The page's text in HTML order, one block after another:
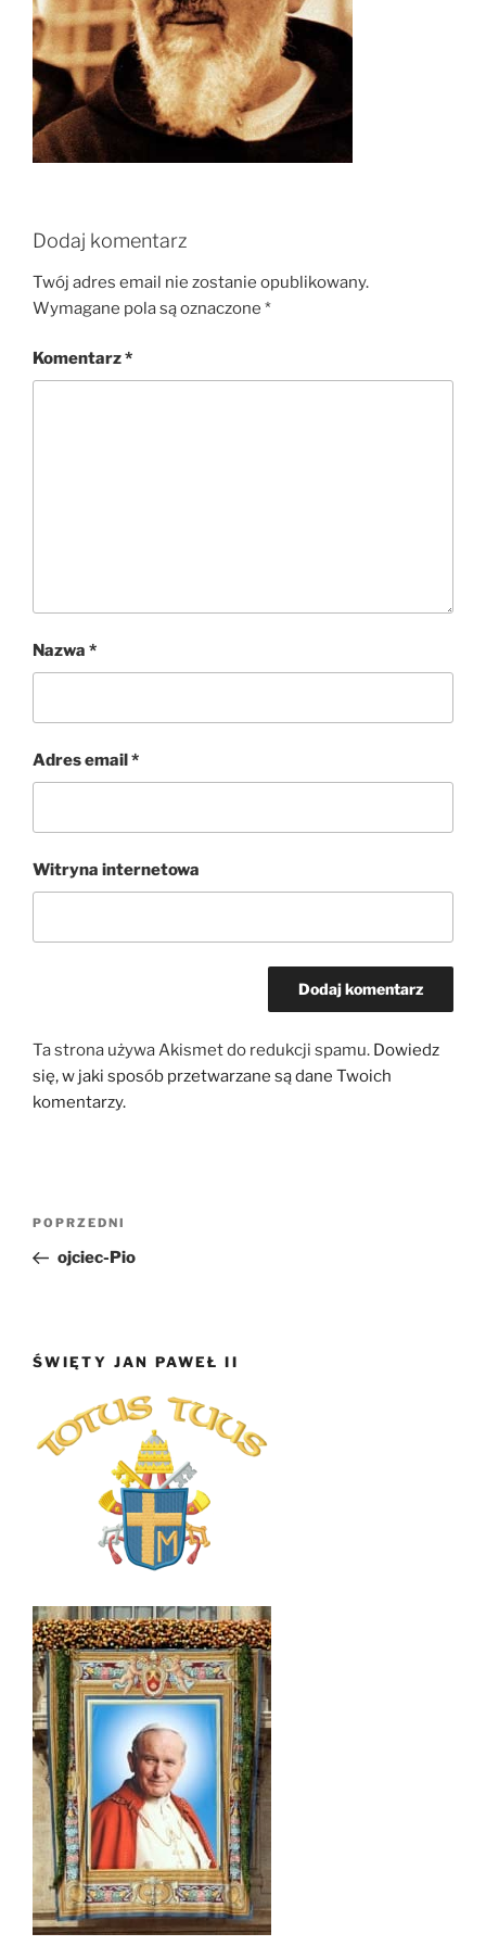
Dodaj komentarz
Twój adres email nie zostanie opublikowany.
Wymagane pola są oznaczone *
Komentarz*
Nazwa *
Adres email *
Witryna internetowa
Ta strona używa Akismet do redukcji spamu. Dowiedz
się, w jaki sposób przetwarzane są dane Twoich
komentarzy.
Nawigacja
Poprzedni
wpis
POPRZEDNI
ojciec-Pio
ŚWIĘTY JAN PAWEŁ II